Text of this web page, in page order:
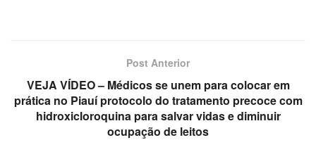
Post Anterior
VEJA VÍDEO – Médicos se unem para colocar em
prática no Piauí protocolo do tratamento precoce com
hidroxicloroquina para salvar vidas e diminuir
ocupação de leitos